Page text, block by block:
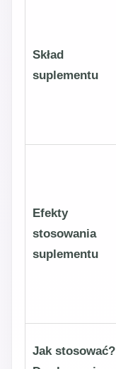
Skład
suplementu
Efekty
stosowania
suplementu
Jak stosować?